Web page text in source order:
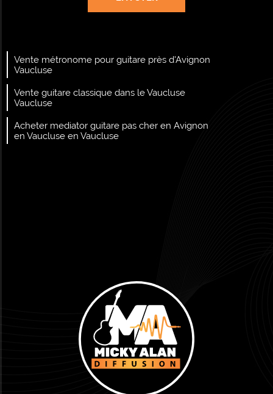
Vente métronome pour guitare près d'Avignon
Vaucluse
Vente guitare classique dans le Vaucluse
Vaucluse
Acheter mediator guitare pas cher en Avignon
en Vaucluse en Vaucluse